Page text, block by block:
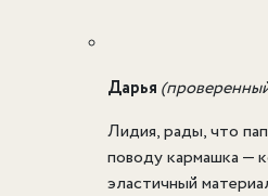
Дарья
Лидия, рады, что
поводу кармашка —
эластичный